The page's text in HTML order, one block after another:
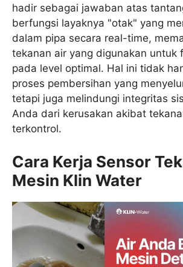
hadir sebagai jawaban atas
berfungsi layaknya "otak" yang
dalam pipa secara real-time,
tekanan air yang digunakan untuk
pada level optimal. Hal ini tidak
proses pembersihan yang
tetapi juga melindungi integritas
Anda dari kerusakan akibat
terkontrol.
Cara Kerja Sensor
Mesin Klin Water